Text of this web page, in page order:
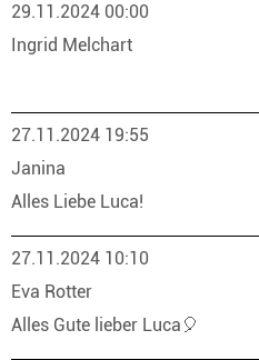
29.11.2024 00:00
Ingrid Melchart
27.11.2024 19:55
Janina
Alles Liebe Luca!
27.11.2024 10:10
Eva Rotter
Alles Gute lieber Luca🎈